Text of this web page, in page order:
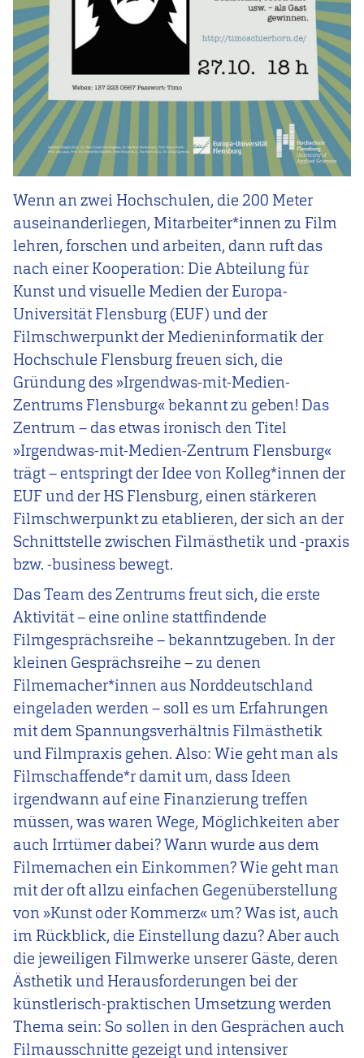
Wenn an zwei Hochschulen, die 200 Meter
auseinanderliegen, Mitarbeiter*innen zu Film
lehren, forschen und arbeiten, dann ruft das
nach einer Kooperation: Die Abteilung für
Kunst und visuelle Medien der Europa-
Universität Flensburg (EUF) und der
Filmschwerpunkt der Medieninformatik der
Hochschule Flensburg freuen sich, die
Gründung des»Irgendwas-mit-Medien-
Zentrums Flensburg« bekannt zu geben! Das
Zentrum – das etwas ironisch den Titel
»Irgendwas-mit-Medien-Zentrum Flensburg«
trägt – entspringt der Idee von Kolleg*innen der
EUF und der HS Flensburg, einen stärkeren
Filmschwerpunkt zu etablieren, der sich an der
Schnittstelle zwischen Filmästhetik und -praxis
bzw. -business bewegt.
DasTeam des Zentrums freut sich, die erste
Aktivität – eine online stattfindende
Filmgesprächsreihe – bekanntzugeben. In der
kleinen Gesprächsreihe – zu denen
Filmemacher*innen aus Norddeutschland
eingeladen werden – soll es um Erfahrungen
mit dem Spannungsverhältnis Filmästhetik
und Filmpraxis gehen. Also: Wie geht man als
Filmschaffende*r damit um, dass Ideen
irgendwann auf eine Finanzierung treffen
müssen, was waren Wege, Möglichkeiten aber
auch Irrtümer dabei? Wann wurde aus dem
Filmemachen ein Einkommen? Wie geht man
mit der oft allzu einfachen Gegenüberstellung
von »Kunst oder Kommerz« um? Was ist, auch
im Rückblick, die Einstellung dazu? Aber auch
die jeweiligen Filmwerke unserer Gäste, deren
Ästhetik und Herausforderungen bei der
künstlerisch-praktischen Umsetzung werden
Thema sein: So sollen in den Gesprächen auch
Filmausschnitte gezeigt und intensiver